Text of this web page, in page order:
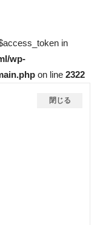
in
wp-
on line 2322
閉じる